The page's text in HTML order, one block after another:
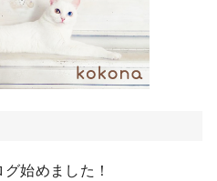
始めました！